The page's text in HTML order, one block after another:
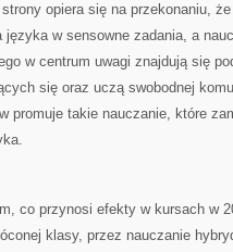
opiera się na przekonaniu,
w sensowne zadania, a
w centrum uwagi znajdują się
się oraz uczą swobodnej
promuje takie nauczanie, które
co przynosi efekty w kursach w
klasy, przez nauczanie